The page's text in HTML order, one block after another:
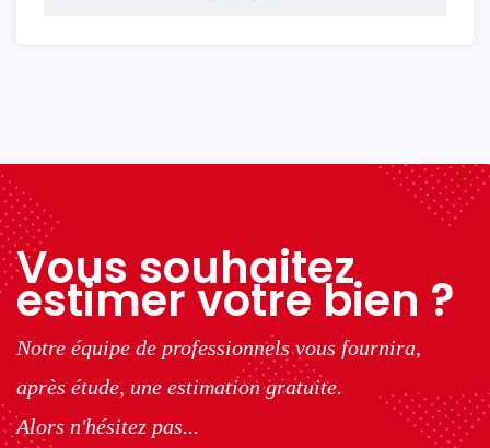
Vous souhaitez
estimer votre bien ?
Notre équipe de professionnels vous fournira,
après étude, une estimation gratuite.
Alors n'hésitez pas...